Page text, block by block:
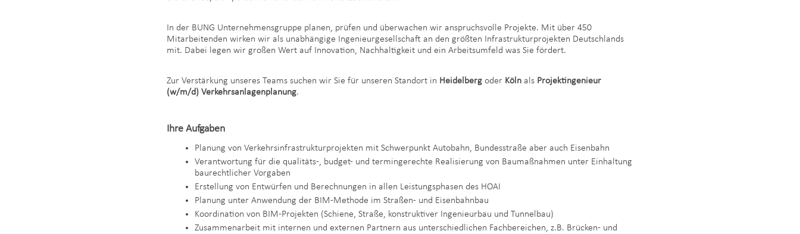
In der BUNG Unternehmensgruppe planen, prüfen und überwachen wir anspruchsvolle Projekte. Mit über 450
Mitarbeitenden wirken wir als unabhängige Ingenieurgesellschaft an den größten Infrastrukturprojekten Deutschlands
mit. Dabei legen wir großen Wert auf Innovation, Nachhaltigkeit und ein Arbeitsumfeld was Sie fördert.
Zur Verstärkung unseres Teams suchen wir Sie für unseren Standort in Heidelberg oder Köln als Projektingenieur
(w/m/d) Verkehrsanlagenplanung.
Ihre Aufgaben
Planung von Verkehrsinfrastrukturprojekten mit Schwerpunkt Autobahn, Bundesstraße aber auch Eisenbahn
Verantwortung für die qualitäts-, budget- und termingerechte Realisierung von Baumaßnahmen unter Einhaltung
baurechtlicher Vorgaben
Erstellung von Entwürfen und Berechnungen in allen Leistungsphasen des HOAI
Planung unter Anwendung der BIM-Methode im Straßen- und Eisenbahnbau
Koordination von BIM-Projekten (Schiene, Straße, konstruktiver Ingenieurbau und Tunnelbau)
Zusammenarbeit mit internen und externen Partnern aus unterschiedlichen Fachbereichen, z.B. Brücken- und